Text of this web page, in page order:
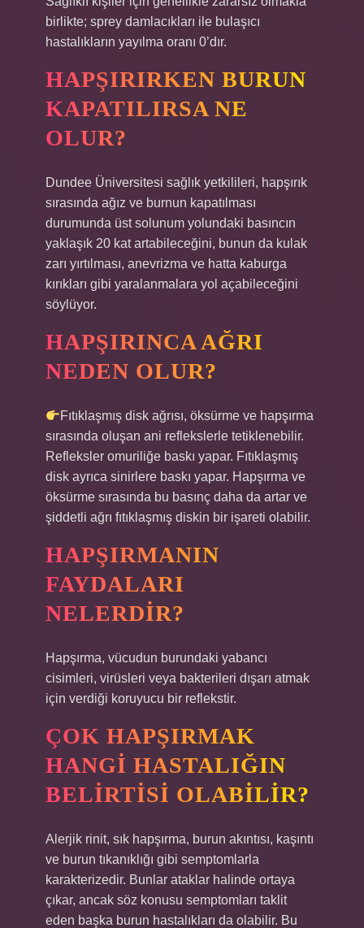
birlikte; sprey damlacıkları ile bulaşıcı
hastalıkların yayılma oranı 0’dır.
HAPŞIRIRKEN BURUN
KAPATILIRSA NE
OLUR?
Dundee Üniversitesi sağlık yetkilileri, hapşırık
sırasında ağız ve burnun kapatılması
durumunda üst solunum yolundaki basıncın
yaklaşık 20 kat artabileceğini, bunun da kulak
zarı yırtılması, anevrizma ve hatta kaburga
kırıkları gibi yaralanmalara yol açabileceğini
söylüyor.
HAPŞIRINCA AĞRI
NEDEN OLUR?
Fıtıklaşmış disk ağrısı, öksürme ve hapşırma
sırasında oluşan ani reflekslerle tetiklenebilir.
Refleksler omuriliğe baskı yapar. Fıtıklaşmış
disk ayrıca sinirlere baskı yapar. Hapşırma ve
öksürme sırasında bu basınç daha da artar ve
şiddetli ağrı fıtıklaşmış diskin bir işareti olabilir.
HAPŞIRMANIN
FAYDALARI
NELERDIR?
Hapşırma, vücudun burundaki yabancı
cisimleri, virüsleri veya bakterileri dışarı atmak
için verdiği koruyucu bir reflekstir.
ÇOK HAPŞIRMAK
HANGI HASTALIĞIN
BELIRTISI OLABILIR?
Alerjik rinit, sık hapşırma, burun akıntısı, kaşıntı
ve burun tıkanıklığı gibi semptomlarla
karakterizedir. Bunlar ataklar halinde ortaya
çıkar, ancak söz konusu semptomları taklit
eden başka burun hastalıkları da olabilir. Bu